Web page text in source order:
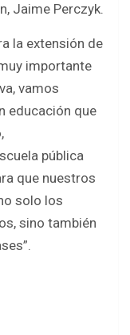
Jaime Perczyk.
la extensión de
importante
vamos
educación que
pública
que nuestros
solo los
sino también